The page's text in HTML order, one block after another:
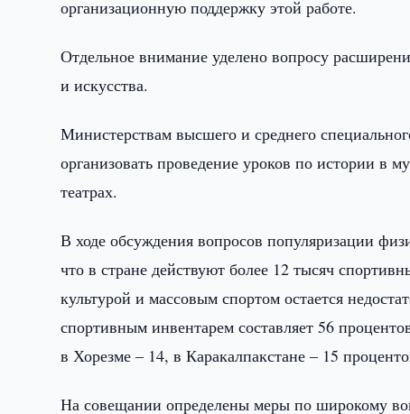
организационную поддержку этой работе.
Отдельное внимание уделено вопросу
и искусства.
Министерствам высшего и среднего
организовать проведение уроков по истории в
театрах.
В ходе обсуждения вопросов популяризации
что в стране действуют более 12 тысяч
культурой и массовым спортом остается
спортивным инвентарем составляет 56
в Хорезме – 14, в Каракалпакстане – 15
На совещании определены меры по широкому